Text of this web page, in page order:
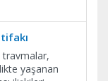
yaşanan